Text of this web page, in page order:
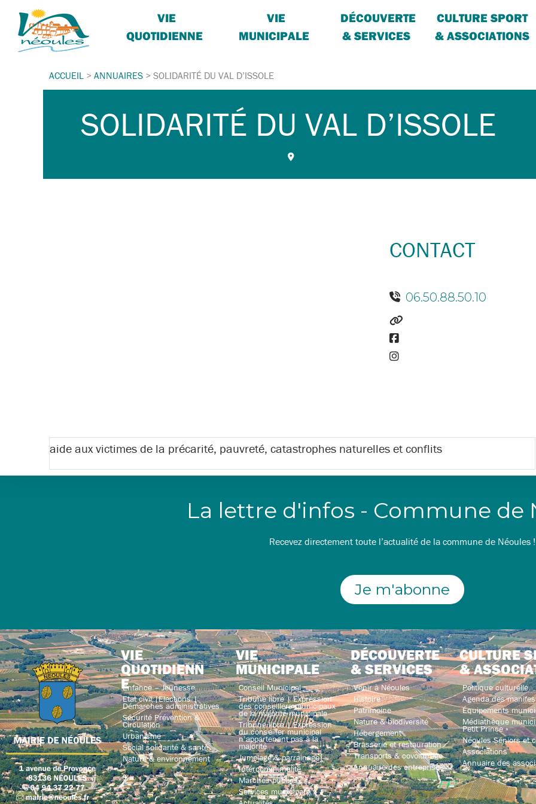
VIE
QUOTIDIENNE
VIE
MUNICIPALE
DÉCOUVERTE
& SERVICES
CULTURE SPORT
& ASSOCIATIONS
ACCUEIL > ANNUAIRES > SOLIDARITÉ DU VAL D’ISSOLE
SOLIDARITÉ DU VAL D’ISSOLE
CONTACT
06.50.88.50.10
aide aux victimes de la précarité, pauvreté, catastrophes naturelles et conflits
La lettre d'infos - Commune de
Recevez directement toute l’actualité de la commune de Néoules !
Je m'abonne
VIE
QUOTIDIENN
E
Enfance – Jeunesse
Etat civil |Elections |
Démarches administratives
Sécurité Prévention &
Circulation
Urbanisme
Social solidarité & santé
Nature & environnement
VIE
MUNICIPALE
Conseil Municipal
Tribune libre | Expression
des conseillers municipaux
de la majorité municipale
Tribune libre | Expression
du conseiller municipal
n’appartenant pas à la
majorité
Jumelage & parrainage
Intercommunalité
Marchés publics
Services municipaux
DÉCOUVERTE
& SERVICES
Venir à Néoules
Histoire
Patrimoine
Nature & biodiversité
Hébergement
Brasserie et restauration
Transports & covoiturage
Annuaire des entreprises
CULTURE
&
Politique culturelle
Agenda des
Équipements
Médiathèque
Petit Prince »
Néoules Séniors et
Associations
Annuaire des